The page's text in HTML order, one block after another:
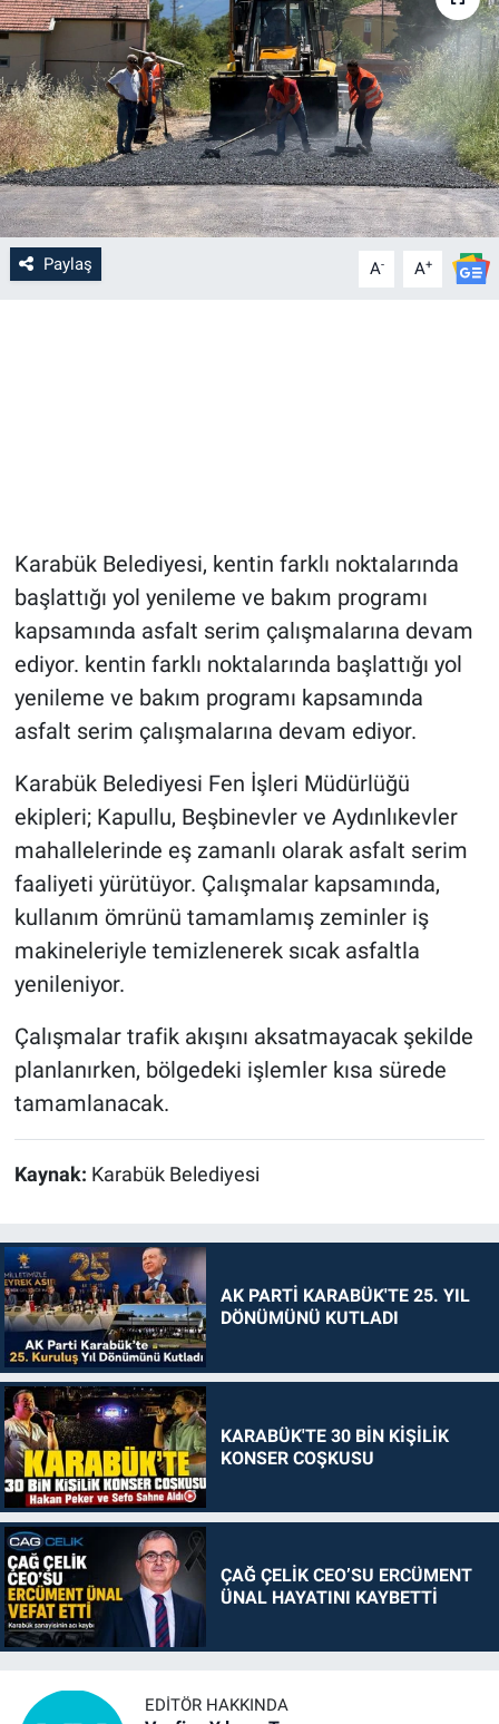
Paylaş A- A+
Karabük Belediyesi, kentin farklı noktalarında
başlattığı yol yenileme ve bakım programı
kapsamında asfalt serim çalışmalarına devam
ediyor. kentin farklı noktalarında başlattığı yol
yenileme ve bakım programı kapsamında
asfalt serim çalışmalarına devam ediyor.
Karabük Belediyesi Fen İşleri Müdürlüğü
ekipleri; Kapullu, Beşbinevler ve Aydınlıkevler
mahallelerinde eş zamanlı olarak asfalt serim
faaliyeti yürütüyor. Çalışmalar kapsamında,
kullanım ömrünü tamamlamış zeminler iş
makineleriyle temizlenerek sıcak asfaltla
yenileniyor.
Çalışmalar trafik akışını aksatmayacak şekilde
planlanırken, bölgedeki işlemler kısa sürede
tamamlanacak.
Kaynak: Karabük Belediyesi
AK PARTİ KARABÜK'TE 25. YIL
DÖNÜMÜNÜ KUTLADI
KARABÜK'TE 30 BİN KİŞİLİK
KONSER COŞKUSU
ÇAĞ ÇELİK CEO’SU ERCÜMENT
ÜNAL HAYATINI KAYBETTİ
EDITÖR HAKKINDA